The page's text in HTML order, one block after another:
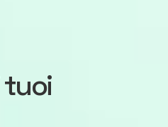
tuoi